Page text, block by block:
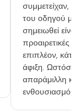
συμμετείχαν,
του οδηγού
σημειωθεί
προαιρετικές
επιπλέον, κάτι
άφιξη. Ωστόσο,
απαράμιλλη
ενθουσιασμό.